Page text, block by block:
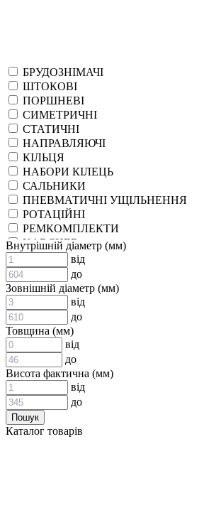
БРУДОЗНІМАЧІ
ШТОКОВІ
ПОРШНЕВІ
СИМЕТРИЧНІ
СТАТИЧНІ
НАПРАВЛЯЮЧІ
КІЛЬЦЯ
НАБОРИ КІЛЕЦЬ
САЛЬНИКИ
ПНЕВМАТИЧНІ УЩІЛЬНЕННЯ
РОТАЦІЙНІ
РЕМКОМПЛЕКТИ
KARCHER
EPDM
СПЕЦІАЛЬНІ
ВСТАВКИ МУФТ (ЗІРОЧКИ)
ГІДРАВЛІКА
АДАПТЕРИ
КЛАПАНИ
Внутрішній діаметр (мм)
від
до
Зовнішній діаметр (мм)
від
до
Товщина (мм)
від
до
Висота фактична (мм)
від
до
Каталог товарів